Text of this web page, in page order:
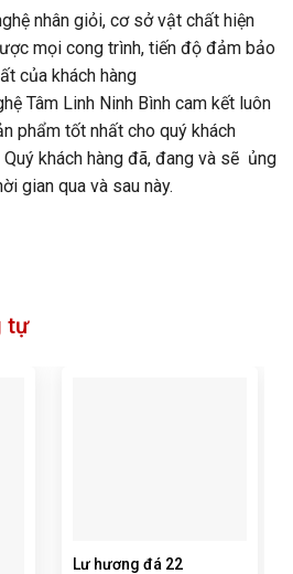
nhân giỏi, cơ sở vật chất hiện
mọi cong trình, tiến độ đảm bảo
của khách hàng
Tâm Linh Ninh Bình cam kết luôn
phẩm tốt nhất cho quý khách
Quý khách hàng đã, đang và sẽ ủng
gian qua và sau này.
tự
Lư hương đá 22